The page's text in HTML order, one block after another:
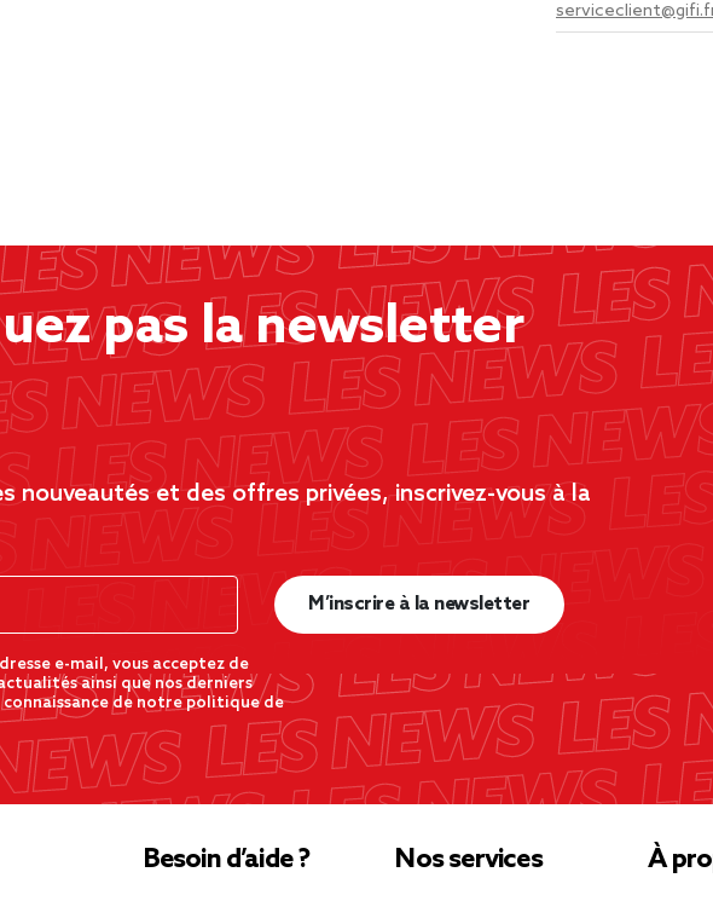
pas la newsletter
nouveautés et des offres privées, inscrivez-vous à la
e-mail, vous acceptez de
ainsi que nos derniers
de notre politique de
M’inscrire à la newsletter
Besoin d’aide ? Nos services À